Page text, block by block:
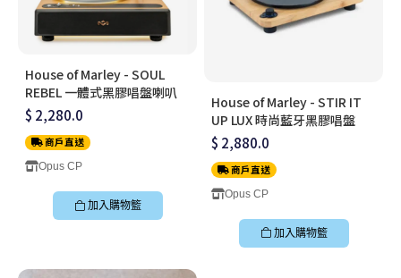
House of Marley - SOUL
REBEL 一體式黑膠唱盤喇叭
$ 2,280.0
商戶直送
Opus CP
加入購物籃
House of Marley - STIR IT
UP LUX 時尚藍牙黑膠唱盤
$ 2,880.0
商戶直送
Opus CP
加入購物籃